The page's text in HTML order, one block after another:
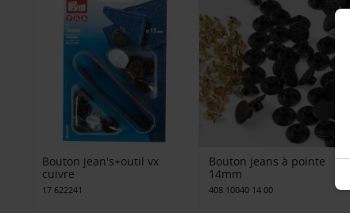
Bouton jean's+outil vx
cuivre
17 622241
Bouton jeans à pointe
14mm
408 10040 14 00